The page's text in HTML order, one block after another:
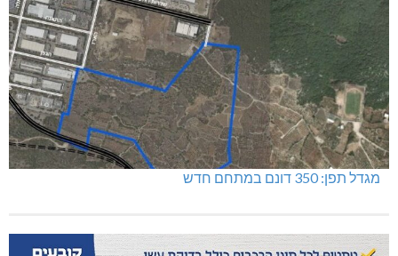
מגדל תפן: 350 דונם במתחם חדש